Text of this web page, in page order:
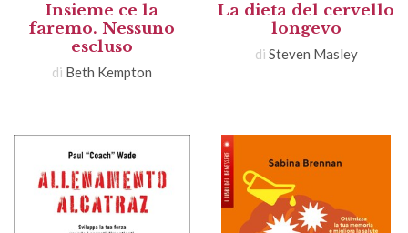
Insieme ce la
faremo. Nessuno
escluso
di Beth Kempton
La dieta del cervello
longevo
di Steven Masley